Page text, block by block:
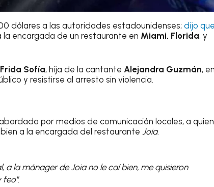
dólares a las autoridades estadounidenses;dijo
la encargada de un restaurante en Miami, Florida, y
Frida Sofía, hija de la cantante Alejandra Guzmán, en
y resistirse al arresto sin violencia.
por medios de comunicación locales, a
a la encargada del restaurante Joia.
a la mánager de Joia no le caí bien, me quisieron
feo".